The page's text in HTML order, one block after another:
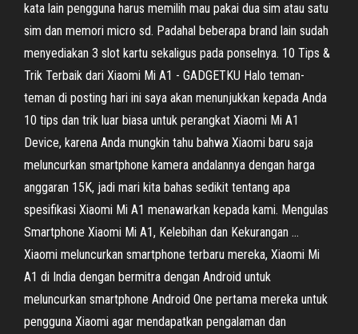
kata lain pengguna harus memilih mau pakai dua sim atau satu
sim dan memori micro sd. Padahal beberapa brand lain sudah
menyediakan 3 slot kartu sekaligus pada ponselnya. 10 Tips &
Trik Terbaik dari Xiaomi Mi A1 - GADGETKU Halo teman-
teman di posting hari ini saya akan menunjukkan kepada Anda
10 tips dan trik luar biasa untuk perangkat Xiaomi Mi A1
Device, karena Anda mungkin tahu bahwa Xiaomi baru saja
meluncurkan smartphone kamera andalannya dengan harga
anggaran 15K, jadi mari kita bahas sedikit tentang apa
spesifikasi Xiaomi Mi A1 menawarkan kepada kami. Mengulas
Smartphone Xiaomi Mi A1, Kelebihan dan Kekurangan ...
Xiaomi meluncurkan smartphone terbaru mereka, Xiaomi Mi
A1 di India dengan bermitra dengan Android untuk
meluncurkan smartphone Android One pertama mereka untuk
pengguna Xiaomi agar mendapatkan pengalaman dan